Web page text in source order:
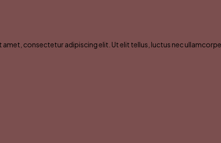
consectetur adipiscing elit. Ut elit tellus, luctus nec